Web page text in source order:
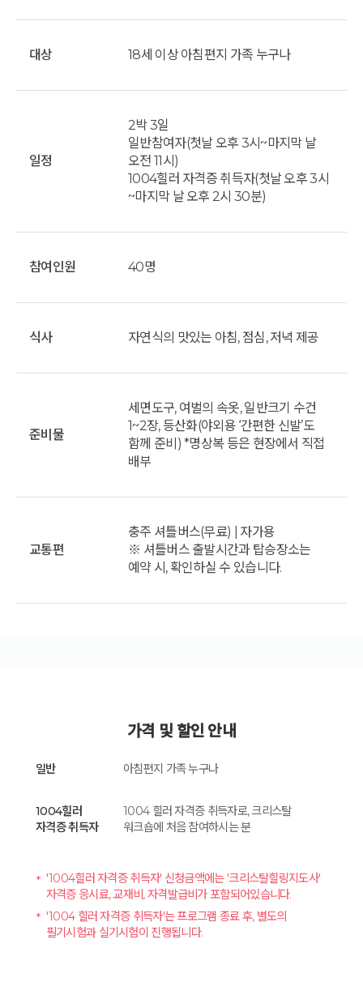
대상 18세 이상 아침편지 가족 누구나
일정
2박 3일
일반참여자(첫날 오후 3시~마지막 날
오전 11시)
1004힐러 자격증 취득자(첫날 오후 3시
~마지막 날 오후 2시 30분)
참여인원 40명
식사 자연식의 맛있는 아침, 점심, 저녁 제공
준비물
세면도구, 여벌의 속옷, 일반크기 수건
1~2장, 등산화(야외용 ‘간편한 신발’도
함께 준비) *명상복 등은 현장에서 직접
배부
교통편
충주 셔틀버스(무료) | 자가용
※ 셔틀버스 출발시간과 탑승장소는
예약 시, 확인하실 수 있습니다.
가격 및 할인 안내
일반 아침편지 가족 누구나
1004힐러
자격증 취득자
1004 힐러 자격증 취득자로, 크리스탈
워크숍에 처음 참여하시는 분
'1004힐러 자격증 취득자' 신청금액에는 '크리스탈힐링지도사'
자격증 응시료, 교재비, 자격발급비가 포함되어있습니다.
'1004 힐러 자격증 취득자'는 프로그램 종료 후, 별도의
필기시험과 실기시험이 진행됩니다.